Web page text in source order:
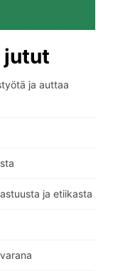
jutut
ja auttaa
ja etiikasta